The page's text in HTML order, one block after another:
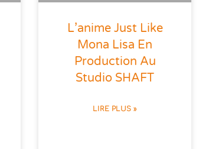
L’anime Just Like
Mona Lisa En
Production Au
Studio SHAFT
LIRE PLUS »